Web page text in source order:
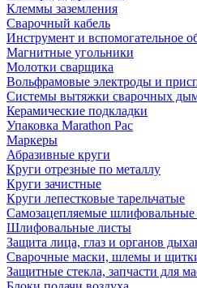
Клеммы заземления
Сварочный кабель
Инструмент и вспомогательное
Магнитные угольники
Молотки сварщика
Вольфрамовые электроды и
Системы вытяжки сварочных
Керамические подкладки
Упаковка Marathon Pac
Маркеры
Абразивные круги
Круги отрезные по металлу
Круги зачистные
Круги лепестковые тарельчатые
Самозацепляемые шлифовальные
Шлифовальные листы
Защита лица, глаз и органов
Сварочные маски, шлемы и
Защитные стекла, запчасти для